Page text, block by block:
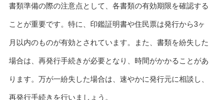
書類準備の際の注意点として、各書類の有効期限を確認する
ことが重要です。特に、印鑑証明書や住民票は発行から3ヶ
月以内のものが有効とされています。また、書類を紛失した
場合は、再発行手続きが必要となり、時間がかかることがあ
ります。万が一紛失した場合は、速やかに発行元に相談し、
再発行手続きを行いましょう。